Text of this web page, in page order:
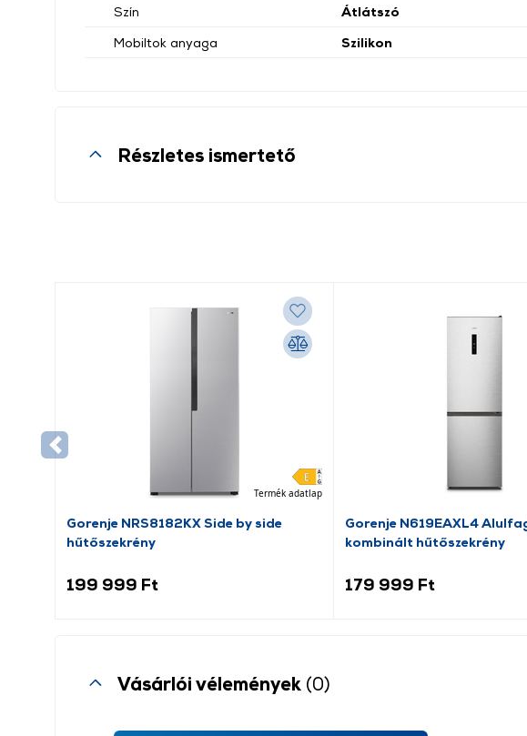
Szín
Átlátszó
Mobiltok anyaga
Szilikon
Részletes ismertető
Termék adatlap
Gorenje NRS8182KX Side by side
hűtőszekrény
199 999 Ft
Gorenje N619EAXL4
kombinált hűtőszekrény
179 999 Ft
Vásárlói vélemények (0)